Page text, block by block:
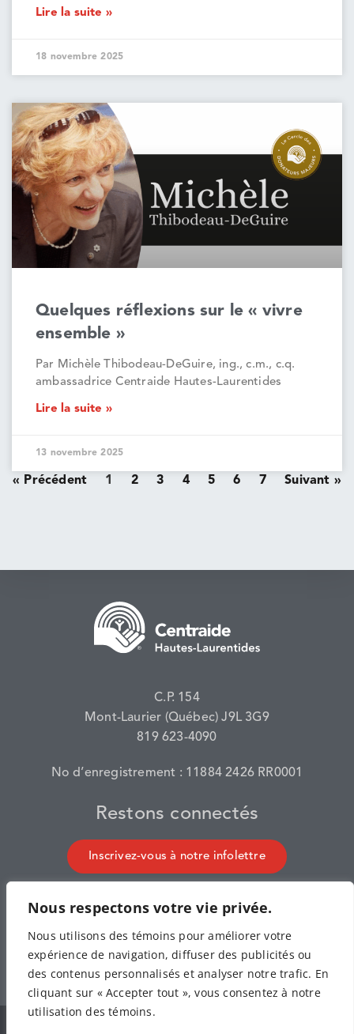
Nous respectons votre vie privée.
Nous utilisons des témoins pour améliorer votre
expérience de navigation, diffuser des publicités ou
des contenus personnalisés et analyser notre trafic. En
cliquant sur « Accepter tout », vous consentez à notre
utilisation des témoins.
Lire la suite »
18 novembre 2025
Quelques réflexions sur le « vivre
ensemble »
Par Michèle Thibodeau-DeGuire, ing., c.m., c.q.
ambassadrice Centraide Hautes-Laurentides
Lire la suite »
13 novembre 2025
« Précédent 1 2 3 4 5 6 7 Suivant »
C.P. 154
Mont-Laurier (Québec) J9L 3G9
819 623-4090
No d’enregistrement : 11884 2426 RR0001
Restons connectés
Inscrivez-vous à notre infolettre
© Centraide Hautes-Laurentides 2026.